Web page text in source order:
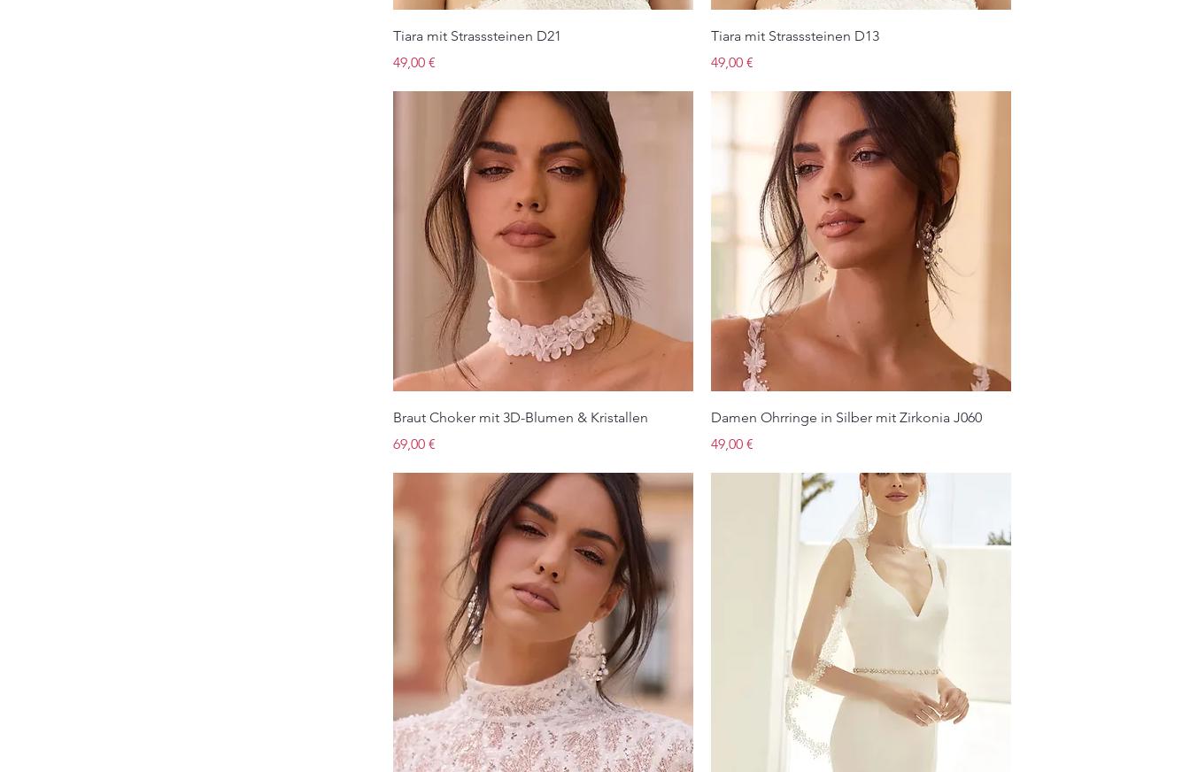
Tiara mit Strasssteinen D21
Preis
49,00 €
Tiara mit Strasssteinen D13
Preis
49,00 €
Braut Choker mit 3D-Blumen & Kristallen
Preis
69,00 €
Damen Ohrringe in Silber mit Zirkonia J060
Preis
49,00 €